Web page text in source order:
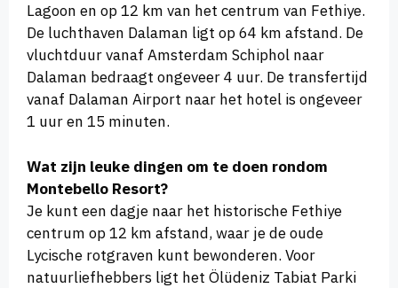
Lagoon en op 12 km van het centrum van Fethiye.
De luchthaven Dalaman ligt op 64 km afstand. De
vluchtduur vanaf Amsterdam Schiphol naar
Dalaman bedraagt ongeveer 4 uur. De transfertijd
vanaf Dalaman Airport naar het hotel is ongeveer
1 uur en 15 minuten.
Wat zijn leuke dingen om te doen rondom
Montebello Resort?
Je kunt een dagje naar het historische Fethiye
centrum op 12 km afstand, waar je de oude
Lycische rotgraven kunt bewonderen. Voor
natuurliefhebbers ligt het Ölüdeniz Tabiat Parki